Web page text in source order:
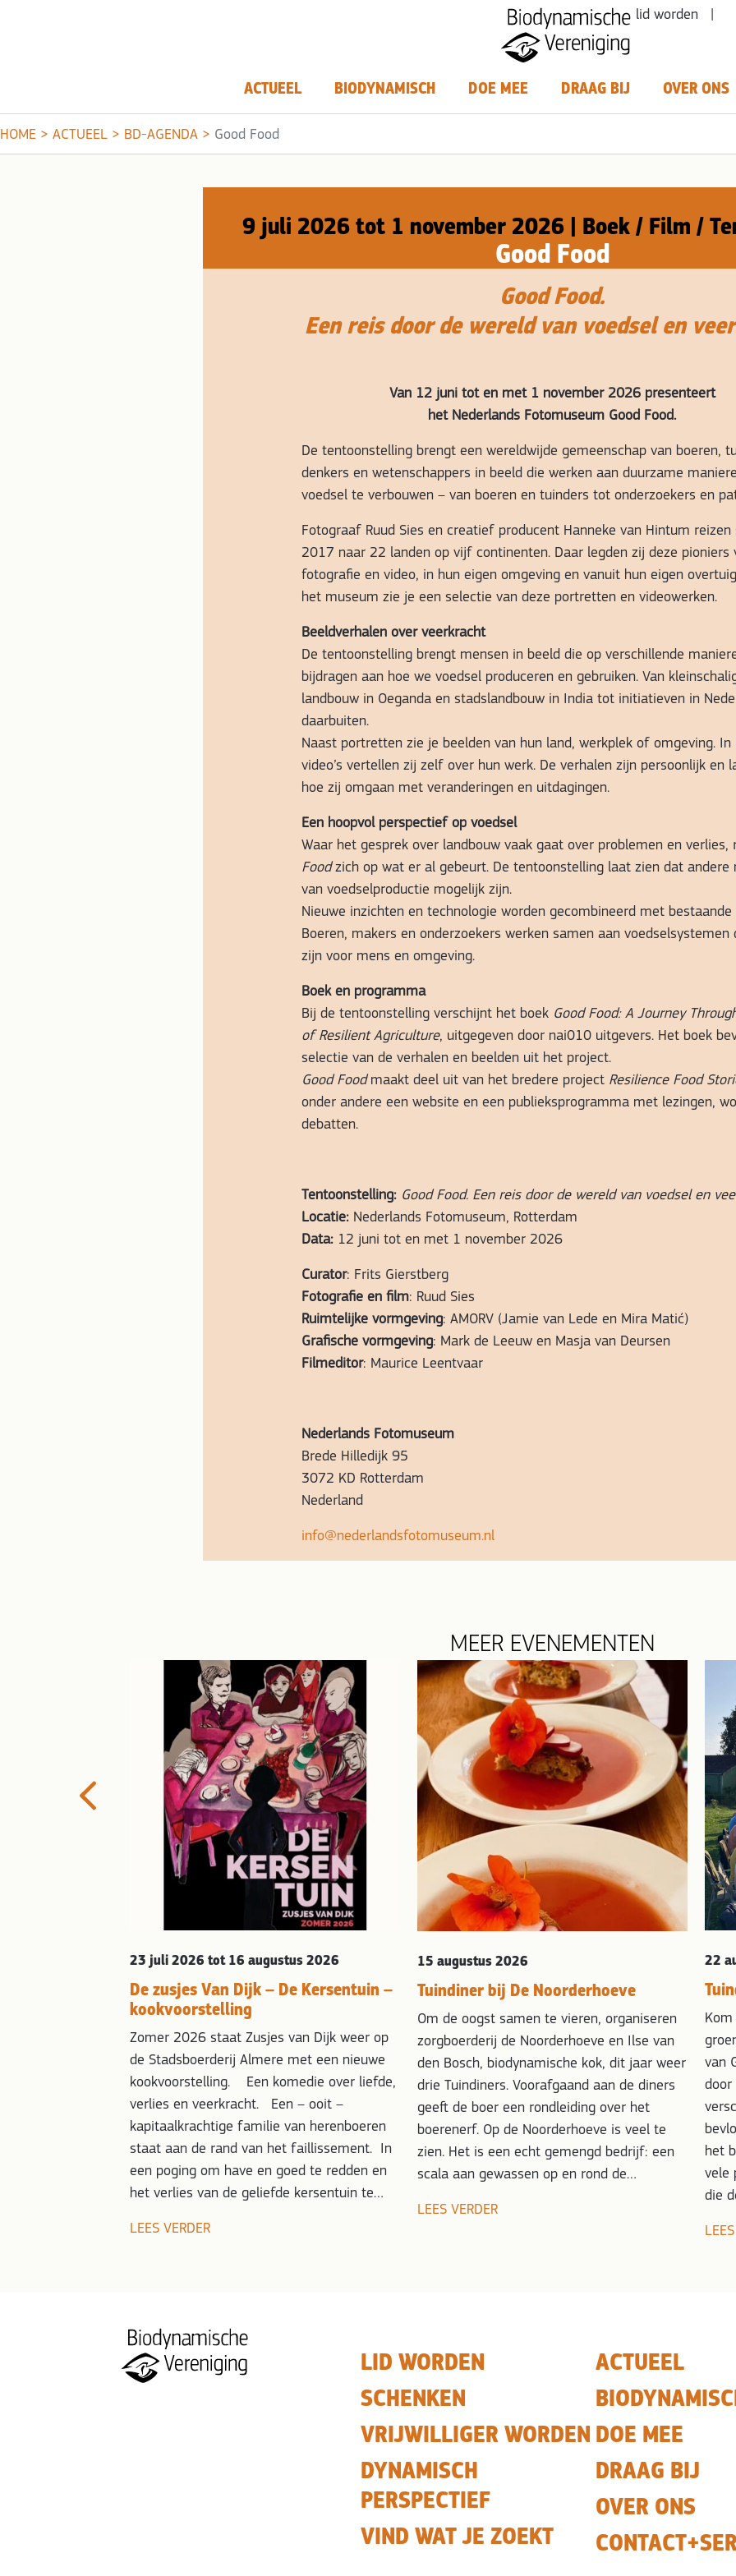
lid worden |
ACTUEEL BIODYNAMISCH DOE MEE DRAAG BIJ OVER ONS
HOME > ACTUEEL > BD-AGENDA > Good Food
9 juli 2026 tot 1 november 2026 | Boek / Film /
Good Food
Good Food.
Een reis door de wereld van voedsel en
Van 12 juni tot en met 1 november 2026 presenteert
het Nederlands Fotomuseum Good Food.
De tentoonstelling brengt een wereldwijde gemeenschap van boeren,
denkers en wetenschappers in beeld die werken aan duurzame
voedsel te verbouwen – van boeren en tuinders tot onderzoekers en
Fotograaf Ruud Sies en creatief producent Hanneke van Hintum reizen
2017 naar 22 landen op vijf continenten. Daar legden zij deze pioniers
fotografie en video, in hun eigen omgeving en vanuit hun eigen
het museum zie je een selectie van deze portretten en videowerken.
Beeldverhalen over veerkracht
De tentoonstelling brengt mensen in beeld die op verschillende
bijdragen aan hoe we voedsel produceren en gebruiken. Van
landbouw in Oeganda en stadslandbouw in India tot initiatieven in
daarbuiten.
Naast portretten zie je beelden van hun land, werkplek of omgeving. In
video’s vertellen zij zelf over hun werk. De verhalen zijn persoonlijk en
hoe zij omgaan met veranderingen en uitdagingen.
Een hoopvol perspectief op voedsel
Waar het gesprek over landbouw vaak gaat over problemen en verlies,
Foodzich op wat er al gebeurt. De tentoonstelling laat zien dat andere
van voedselproductie mogelijk zijn.
Nieuwe inzichten en technologie worden gecombineerd met bestaande
Boeren, makers en onderzoekers werken samen aan voedselsystemen
zijn voor mens en omgeving.
Boek en programma
Bij de tentoonstelling verschijnt het boek Good Food: A Journey
of Resilient Agriculture, uitgegeven door nai010 uitgevers. Het boek
selectie van de verhalen en beelden uit het project.
Good Foodmaakt deel uit van het bredere project Resilience Food
onder andere een website en een publieksprogramma met lezingen,
debatten.
Tentoonstelling: Good Food. Een reis door de wereld van voedsel en
Locatie: Nederlands Fotomuseum, Rotterdam
Data: 12 juni tot en met 1 november 2026
Curator: Frits Gierstberg
Fotografie en film: Ruud Sies
Ruimtelijke vormgeving: AMORV (Jamie van Lede en Mira Matić)
Grafische vormgeving: Mark de Leeuw en Masja van Deursen
Filmeditor: Maurice Leentvaar
Nederlands Fotomuseum
Brede Hilledijk 95
3072 KD Rotterdam
Nederland
info@nederlandsfotomuseum.nl
MEER EVENEMENTEN
2027
23 juli 2026 tot 16 augustus 2026
De zusjes Van Dijk – De Kersentuin –
kookvoorstelling
Zomer 2026 staat Zusjes van Dijk weer op
de Stadsboerderij Almere met een nieuwe
kookvoorstelling. Een komedie over liefde,
verlies en veerkracht. Een – ooit –
kapitaalkrachtige familie van herenboeren
staat aan de rand van het faillissement. In
een poging om have en goed te redden en
het verlies van de geliefde kersentuin te…
LEES VERDER
15 augustus 2026
Tuindiner bij De Noorderhoeve
Om de oogst samen te vieren, organiseren
zorgboerderij de Noorderhoeve en Ilse van
den Bosch, biodynamische kok, dit jaar weer
drie Tuindiners. Voorafgaand aan de diners
geeft de boer een rondleiding over het
boerenerf. Op de Noorderhoeve is veel te
zien. Het is een echt gemengd bedrijf: een
scala aan gewassen op en rond de…
LEES VERDER
22
van
door
het
vele
die
LID WORDEN
SCHENKEN
VRIJWILLIGER WORDEN
DYNAMISCH
PERSPECTIEF
VIND WAT JE ZOEKT
ACTUEEL
DOE MEE
DRAAG BIJ
OVER ONS